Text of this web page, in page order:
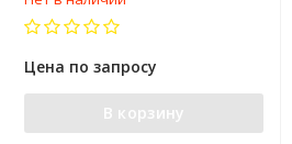
Цена по запросу
В корзину